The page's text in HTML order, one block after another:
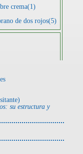
crema(1)
de dos rojos(5)
su estructura y